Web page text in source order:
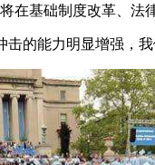
在基础制度改革、
的能力明显增强，